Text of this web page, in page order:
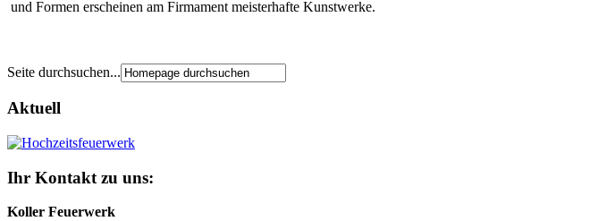
und Formen erscheinen am Firmament meisterhafte Kunstwerke.
Seite durchsuchen...
Aktuell
Ihr Kontakt zu uns:
Koller Feuerwerk